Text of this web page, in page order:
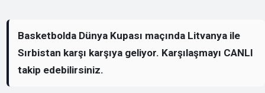
Basketbolda Dünya Kupası maçında Litvanya ile
Sırbistan karşı karşıya geliyor. Karşılaşmayı CANLI
takip edebilirsiniz.